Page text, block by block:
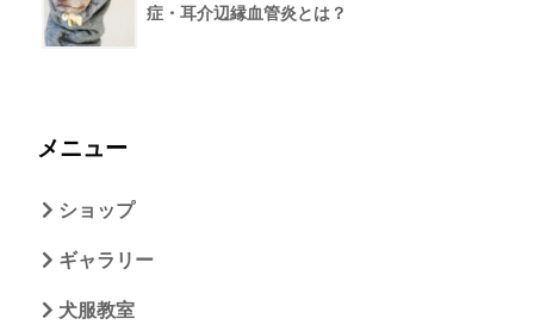
症・耳介辺縁血管炎とは？
メニュー
ショップ
ギャラリー
犬服教室